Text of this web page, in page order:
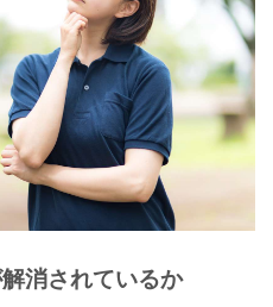
消されているか